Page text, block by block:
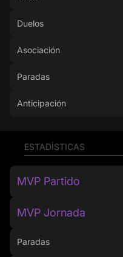
Duelos
Asociación
Paradas
Anticipación
ESTADÍSTICAS
MVP Partido
MVP Jornada
Paradas